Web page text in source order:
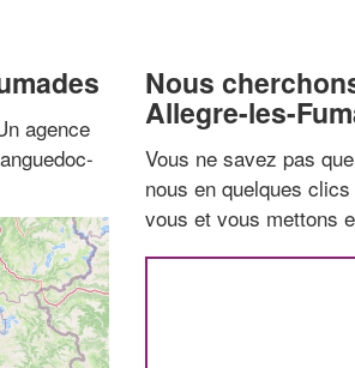
agence
Nous
Allegre-les-
Vous ne savez pas
nous en quelques
vous et vous mettons